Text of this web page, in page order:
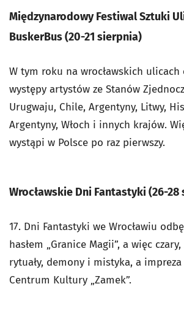
Międzynarodowy Festiwal Sztuki
BuskerBus (20-21 sierpnia)
W tym roku na wrocławskich ulicach
występy artystów ze Stanów
Urugwaju, Chile, Argentyny, Litwy,
Argentyny, Włoch i innych krajów.
wystąpi w Polsce po raz pierwszy.
Wrocławskie Dni Fantastyki (26-
17. Dni Fantastyki we Wrocławiu
hasłem „Granice Magii”, a więc
rytuały, demony i mistyka, a
Centrum Kultury „Zamek”.